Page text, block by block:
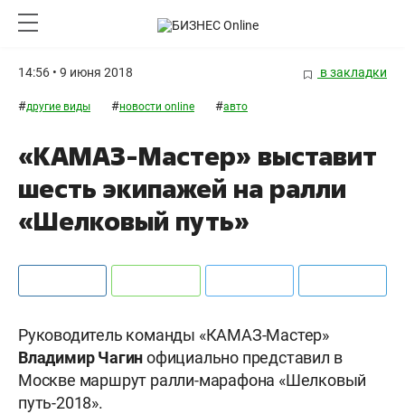
14:56 • 9 июня 2018 в закладки
#другие виды #новости online #авто
«КАМАЗ-Мастер» выставит
шесть экипажей на ралли
«Шелковый путь»
Руководитель команды «КАМАЗ-Мастер»
Владимир Чагинофициально представил в
Москве маршрут ралли-марафона «Шелковый
путь-2018».